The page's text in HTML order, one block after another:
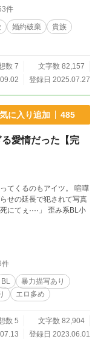
辛い・・・。本当に小説
インに
です。 ※設定ゆ
件
婚約破棄
貴族
数 7
文字数 82,157
登録日 2025.07.27
に入り追加 485
愛情だった【完
件
BL
暴力描写あり
エロ多め
数 5
文字数 82,904
登録日 2023.06.01